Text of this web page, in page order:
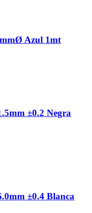
Azul 1mt
±0.2 Negra
±0.4 Blanca